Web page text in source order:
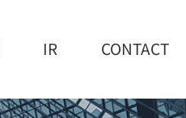
IR CONTACT